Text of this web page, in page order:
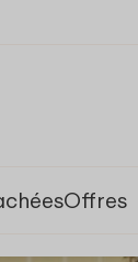
Offres